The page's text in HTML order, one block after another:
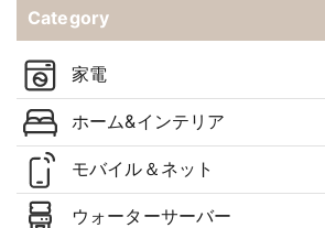
Category
家電
ホーム&インテリア
モバイル＆ネット
ウォーターサーバー